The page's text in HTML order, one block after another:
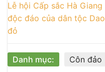
Lễ hội Cấp sắc Hà Giang
độc đáo của dân tộc Dao
đỏ
Danh mục: Côn đảo